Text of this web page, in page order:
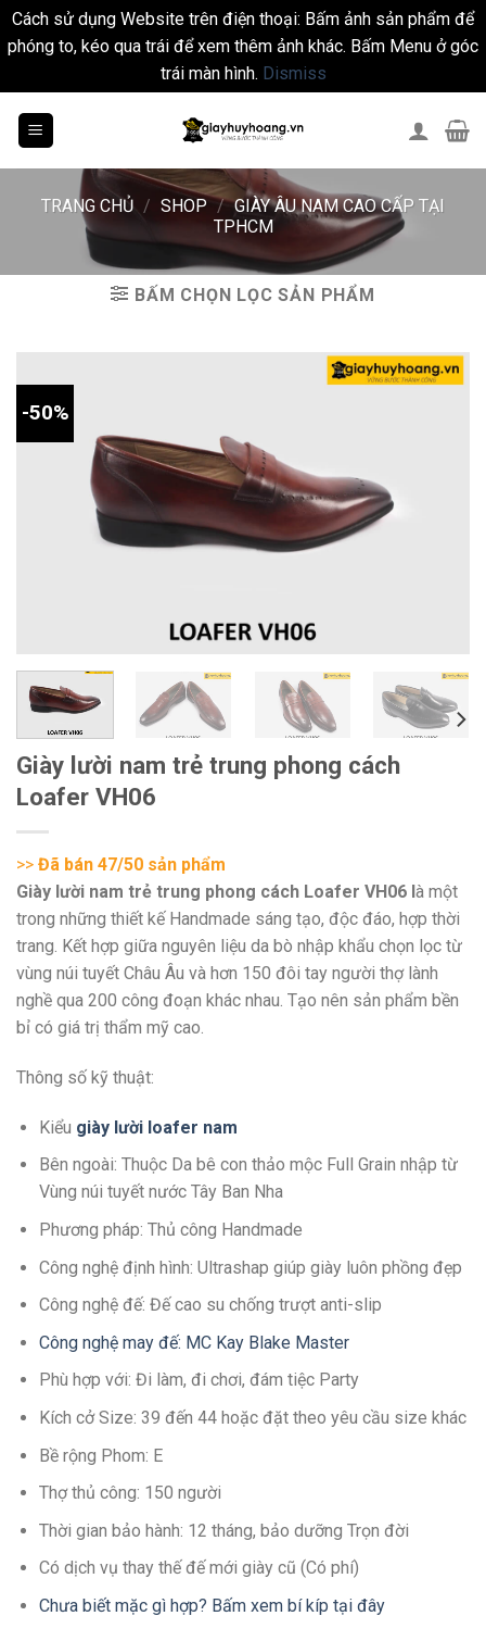
Cách sử dụng Website trên điện thoại: Bấm ảnh sản phẩm để
phóng to, kéo qua trái để xem thêm ảnh khác. Bấm Menu ở góc
trái màn hình. Dismiss
TRANG CHỦ / SHOP / GIÀY ÂU NAM CAO CẤP TẠI
TPHCM
BẤM CHỌN LỌC SẢN PHẨM
-50%
Giày lười nam trẻ trung phong cách
Loafer VH06
>> Đã bán 47/50 sản phẩm
Giày lười nam trẻ trung phong cách Loafer VH06 l à một
trong những thiết kế Handmade sáng tạo, độc đáo, hợp thời
trang. Kết hợp giữa nguyên liệu da bò nhập khẩu chọn lọc từ
vùng núi tuyết Châu Âu và hơn 150 đôi tay người thợ lành
nghề qua 200 công đoạn khác nhau. Tạo nên sản phẩm bền
bỉ có giá trị thẩm mỹ cao.
Thông số kỹ thuật:
Kiểu giày lười loafer nam
Bên ngoài: Thuộc Da bê con thảo mộc Full Grain nhập từ
Vùng núi tuyết nước Tây Ban Nha
Phương pháp: Thủ công Handmade
Công nghệ định hình: Ultrashap giúp giày luôn phồng đẹp
Công nghệ đế: Đế cao su chống trượt anti-slip
Công nghệ may đế: MC Kay Blake Master
Phù hợp với: Đi làm, đi chơi, đám tiệc Party
Kích cở Size: 39 đến 44 hoặc đặt theo yêu cầu size khác
Bề rộng Phom: E
Thợ thủ công: 150 người
Thời gian bảo hành: 12 tháng, bảo dưỡng Trọn đời
Có dịch vụ thay thế đế mới giày cũ (Có phí)
Chưa biết mặc gì hợp? Bấm xem bí kíp tại đây